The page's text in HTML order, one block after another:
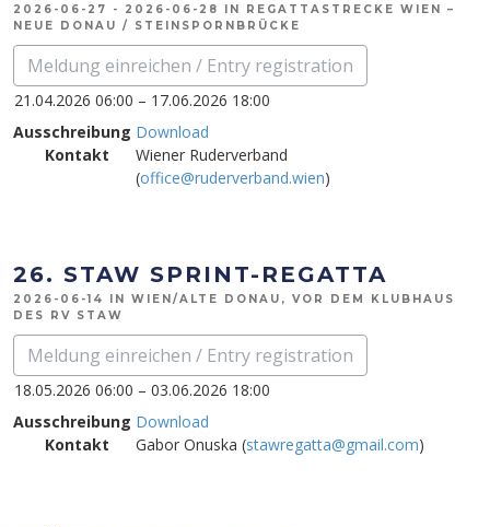
2026-06-27 - 2026-06-28 IN REGATTASTRECKE WIEN –
NEUE DONAU / STEINSPORNBRÜCKE
Meldung einreichen / Entry registration
21.04.2026 06:00 – 17.06.2026 18:00
Ausschreibung
Kontakt
Download
Wiener Ruderverband
(office@ruderverband.wien)
26. STAW SPRINT-REGATTA
2026-06-14 IN WIEN/ALTE DONAU, VOR DEM KLUBHAUS
DES RV STAW
Meldung einreichen / Entry registration
18.05.2026 06:00 – 03.06.2026 18:00
Ausschreibung
Kontakt
Download
Gabor Onuska (stawregatta@gmail.com)